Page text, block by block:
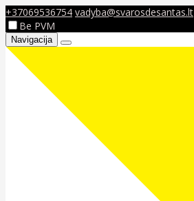
+37069536754 vadyba@svarosdesantas.lt
Be PVM
Navigacija